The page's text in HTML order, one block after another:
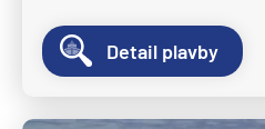
Detail plavby